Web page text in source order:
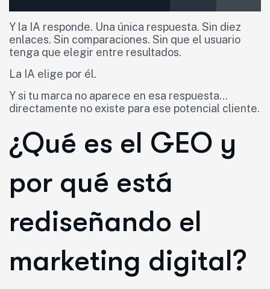
Y la IA responde. Una única respuesta. Sin diez
enlaces. Sin comparaciones. Sin que el usuario
tenga que elegir entre resultados.
La IA elige por él.
Y si tu marca no aparece en esa respuesta…
directamente no existe para ese potencial cliente.
¿Qué es el GEO y
por qué está
rediseñando el
marketing digital?